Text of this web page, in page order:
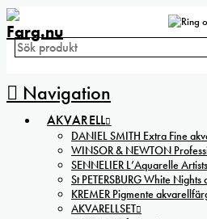
Navigation
AKVARELL
DANIEL SMITH Extra Fine
WINSOR & NEWTON
SENNELIER L’Aquarelle
St PETERSBURG White
KREMER Pigmente
AKVARELLSET